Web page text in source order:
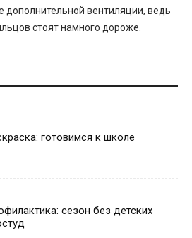
дополнительной вентиляции, ведь
стоят намного дороже.
готовимся к школе
сезон без детских